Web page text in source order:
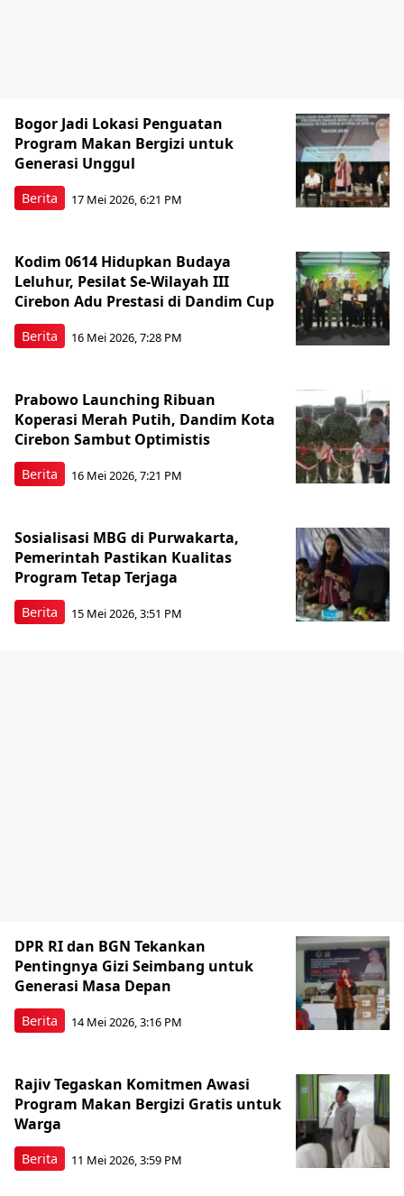
Berita
Bogor Jadi Lokasi Penguatan
Program Makan Bergizi untuk
Generasi Unggul
17 Mei 2026, 6:21 PM
Berita
Kodim 0614 Hidupkan Budaya
Leluhur, Pesilat Se-Wilayah III
Cirebon Adu Prestasi di Dandim Cup
16 Mei 2026, 7:28 PM
Berita
Prabowo Launching Ribuan
Koperasi Merah Putih, Dandim Kota
Cirebon Sambut Optimistis
16 Mei 2026, 7:21 PM
Berita
Sosialisasi MBG di Purwakarta,
Pemerintah Pastikan Kualitas
Program Tetap Terjaga
15 Mei 2026, 3:51 PM
Berita
DPR RI dan BGN Tekankan
Pentingnya Gizi Seimbang untuk
Generasi Masa Depan
14 Mei 2026, 3:16 PM
Berita
Rajiv Tegaskan Komitmen Awasi
Program Makan Bergizi Gratis untuk
Warga
11 Mei 2026, 3:59 PM